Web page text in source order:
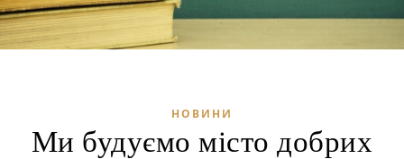
НОВИНИ
Ми будуємо місто добрих